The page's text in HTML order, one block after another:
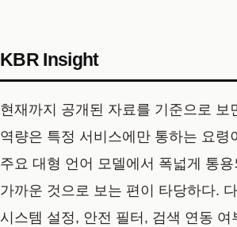
KBR Insight
현재까지 공개된 자료를 기준으로 보
역량은 특정 서비스에만 통하는 요령
주요 대형 언어 모델에서 폭넓게 통용
가까운 것으로 보는 편이 타당하다.
시스템 설정, 안전 필터, 검색 연동 여